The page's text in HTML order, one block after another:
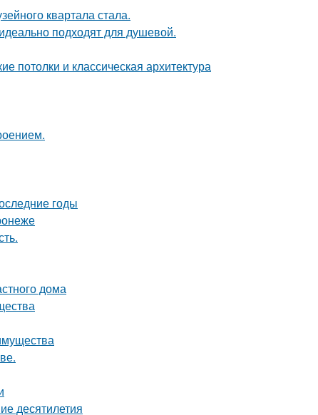
квартала стала.
подходят для душевой.
потолки и классическая архитектура
годы
дома
десятилетия